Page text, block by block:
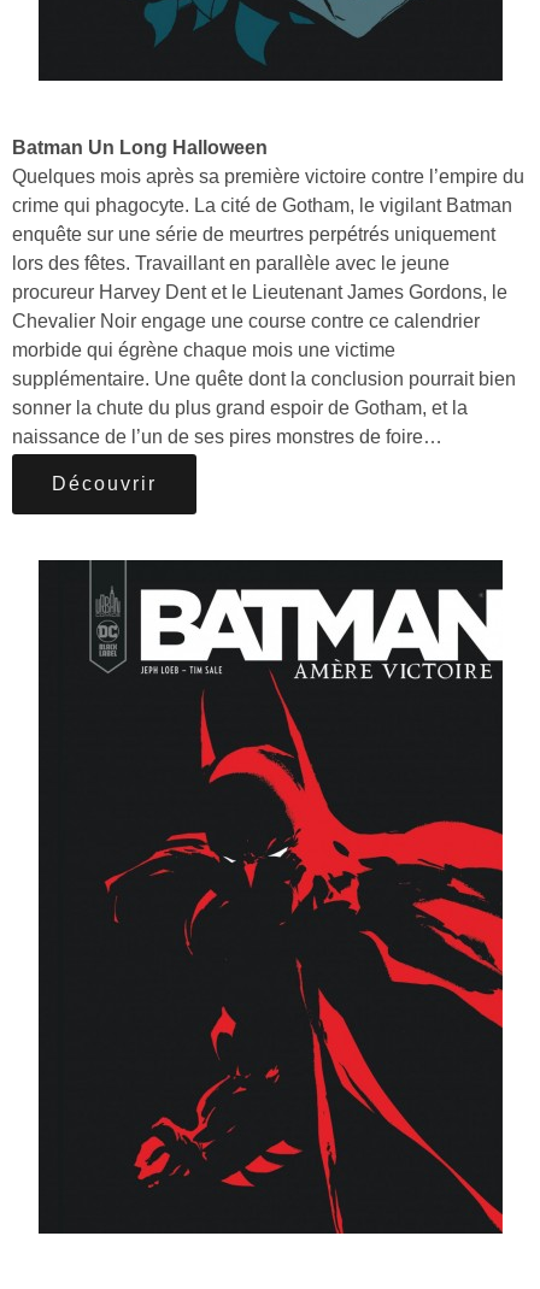
Batman Un Long Halloween
Quelques mois après sa première victoire contre l’empire du
crime qui phagocyte. La cité de Gotham, le vigilant Batman
enquête sur une série de meurtres perpétrés uniquement
lors des fêtes. Travaillant en parallèle avec le jeune
procureur Harvey Dent et le Lieutenant James Gordons, le
Chevalier Noir engage une course contre ce calendrier
morbide qui égrène chaque mois une victime
supplémentaire. Une quête dont la conclusion pourrait bien
sonner la chute du plus grand espoir de Gotham, et la
naissance de l’un de ses pires monstres de foire…
Découvrir